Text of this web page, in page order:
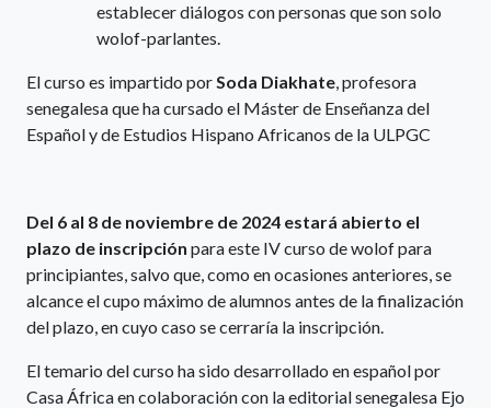
establecer diálogos con personas que son solo
wolof-parlantes.
El curso es impartido porSoda Diakhate, profesora
senegalesa que ha cursado el Máster de Enseñanza del
Español y de Estudios Hispano Africanos de la ULPGC
Del 6 al 8 de noviembre de 2024 estará abierto el
plazo de inscripción para este IV curso de wolof para
principiantes, salvo que, como en ocasiones anteriores, se
alcance el cupo máximo de alumnos antes de la finalización
del plazo, en cuyo caso se cerraría la inscripción.
El temario del curso ha sido desarrollado en español por
Casa África en colaboración con la editorial senegalesa Ejo